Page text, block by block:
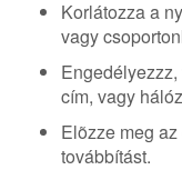
Korlátozza a
vagy
cím, vagy
Elõzze meg
továbbítást.